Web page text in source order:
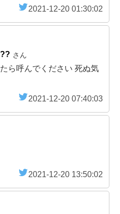
2021-12-20 01:30:02
さん
ら呼んでください 死ぬ気
2021-12-20 07:40:03
2021-12-20 13:50:02